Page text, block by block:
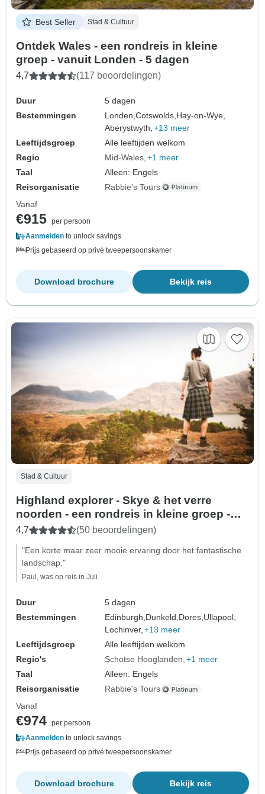
Best Seller Stad & Cultuur
Ontdek Wales - een rondreis in kleine
groep - vanuit Londen - 5 dagen
4,7 (117 beoordelingen)
Duur
5 dagen
Bestemmingen
Londen,Cotswolds, Hay-on-Wye,
Aberystwyth, +13 meer
Leeftijdsgroep
Alle leeftijden welkom
Regio
Mid-Wales +1 meer
Taal
Alleen: Engels
Reisorganisatie
Rabbie's Tours
Vanaf
€915 per persoon
Aanmelden to unlock savings
Prijs gebaseerd op privé tweepersoonskamer
Bekijk reis
Download brochure
Stad & Cultuur
Highland explorer - Skye & het verre
noorden - een rondreis in kleine groep -
vanuit Edinburgh - 5 dagen
4,7 (50 beoordelingen)
"Een korte maar zeer mooie ervaring door het fantastische
landschap."
Paul, was op reis in Juli
Duur
5 dagen
Bestemmingen
Edinburgh, Dunkeld, Dores, Ullapool,
Lochinver, +13 meer
Leeftijdsgroep
Alle leeftijden welkom
Regio's
Schotse Hooglanden +1 meer
Taal
Alleen: Engels
Reisorganisatie
Rabbie's Tours
Vanaf
€974 per persoon
Aanmelden to unlock savings
Prijs gebaseerd op privé tweepersoonskamer
Bekijk reis
Download brochure